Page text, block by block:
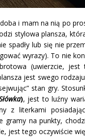
i mam na nią po
stylowa plansza,
spadły lub się nie
wyrazy). To nie
(uwierzcie,
jest swego
stan gry.
), jest to luźny
z literkami
gramy na punkty,
jest tego oczywiście